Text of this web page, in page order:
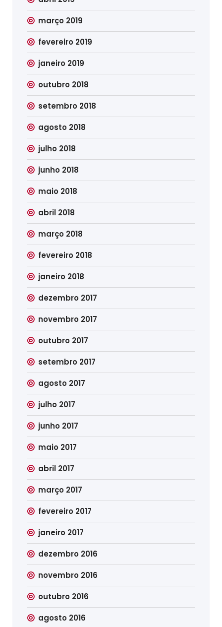
março 2019
fevereiro 2019
janeiro 2019
outubro 2018
setembro 2018
agosto 2018
julho 2018
junho 2018
maio 2018
abril 2018
março 2018
fevereiro 2018
janeiro 2018
dezembro 2017
novembro 2017
outubro 2017
setembro 2017
agosto 2017
julho 2017
junho 2017
maio 2017
abril 2017
março 2017
fevereiro 2017
janeiro 2017
dezembro 2016
novembro 2016
outubro 2016
agosto 2016